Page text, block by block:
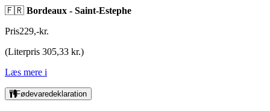
🇫🇷 Bordeaux - Saint-Estephe
Pris229,-kr.
(Literpris 305,33 kr.)
Læs mere i
Fødevaredeklaration